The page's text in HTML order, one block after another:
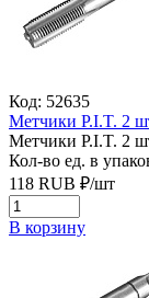
Код: 52635
Метчики P.I.T. 2
Метчики P.I.T. 2
Кол-во ед. в
118 RUB ₽/шт
В корзину